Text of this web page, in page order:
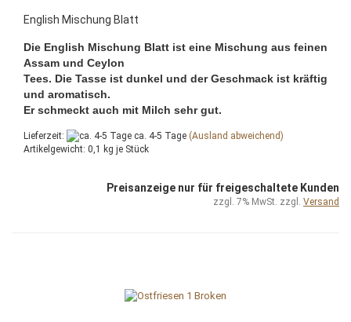
English Mischung Blatt
Die English Mischung Blatt ist eine Mischung aus feinen
Assam und Ceylon
Tees. Die Tasse ist dunkel und der Geschmack ist kräftig
und aromatisch.
Er schmeckt auch mit Milch sehr gut.
Lieferzeit: ca. 4-5 Tage (Ausland abweichend)
Artikelgewicht: 0,1 kg je Stück
Preisanzeige nur für freigeschaltete Kunden
zzgl. 7% MwSt. zzgl. Versand